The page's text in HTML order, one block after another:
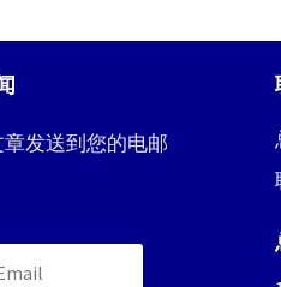
发送到您的电邮